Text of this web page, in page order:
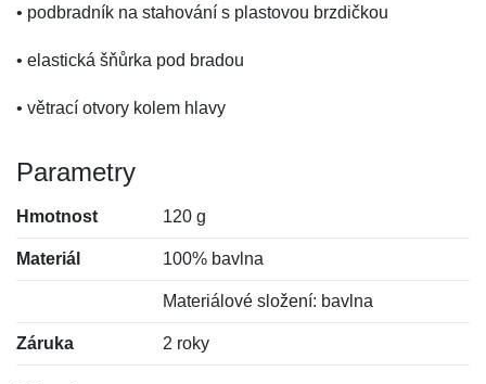
• podbradník na stahování s plastovou brzdičkou
• elastická šňůrka pod bradou
• větrací otvory kolem hlavy
Parametry
Hmotnost 120 g
Materiál 100% bavlna
Materiálové složení: bavlna
Záruka 2 roky